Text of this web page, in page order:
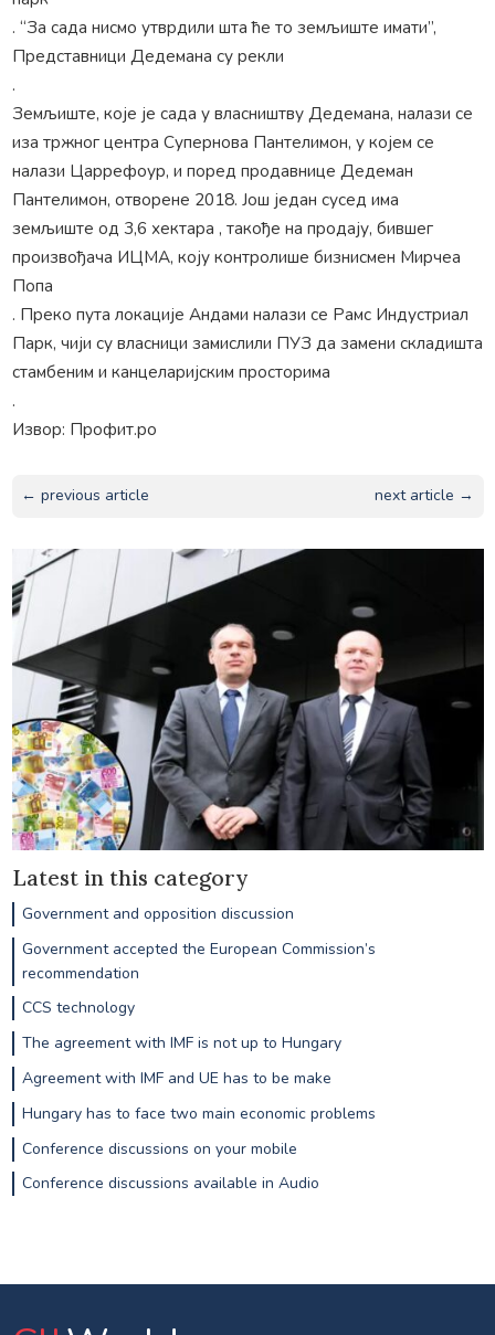
. “За сада нисмо утврдили шта ће то земљиште имати”,
Представници Дедемана су рекли
.
Земљиште, које је сада у власништву Дедемана, налази се
иза тржног центра Супернова Пантелимон, у којем се
налази Царрефоур, и поред продавнице Дедеман
Пантелимон, отворене 2018. Још један сусед има
земљиште од 3,6 хектара , такође на продају, бившег
произвођача ИЦМА, коју контролише бизнисмен Мирчеа
Попа
. Преко пута локације Андами налази се Рамс Индустриал
Парк, чији су власници замислили ПУЗ да замени складишта
стамбеним и канцеларијским просторима
.
Извор: Профит.ро
← previous article next article →
Latest in this category
Government and opposition discussion
Government accepted the European Commission’s
recommendation
CCS technology
The agreement with IMF is not up to Hungary
Agreement with IMF and UE has to be make
Hungary has to face two main economic problems
Conference discussions on your mobile
Conference discussions available in Audio